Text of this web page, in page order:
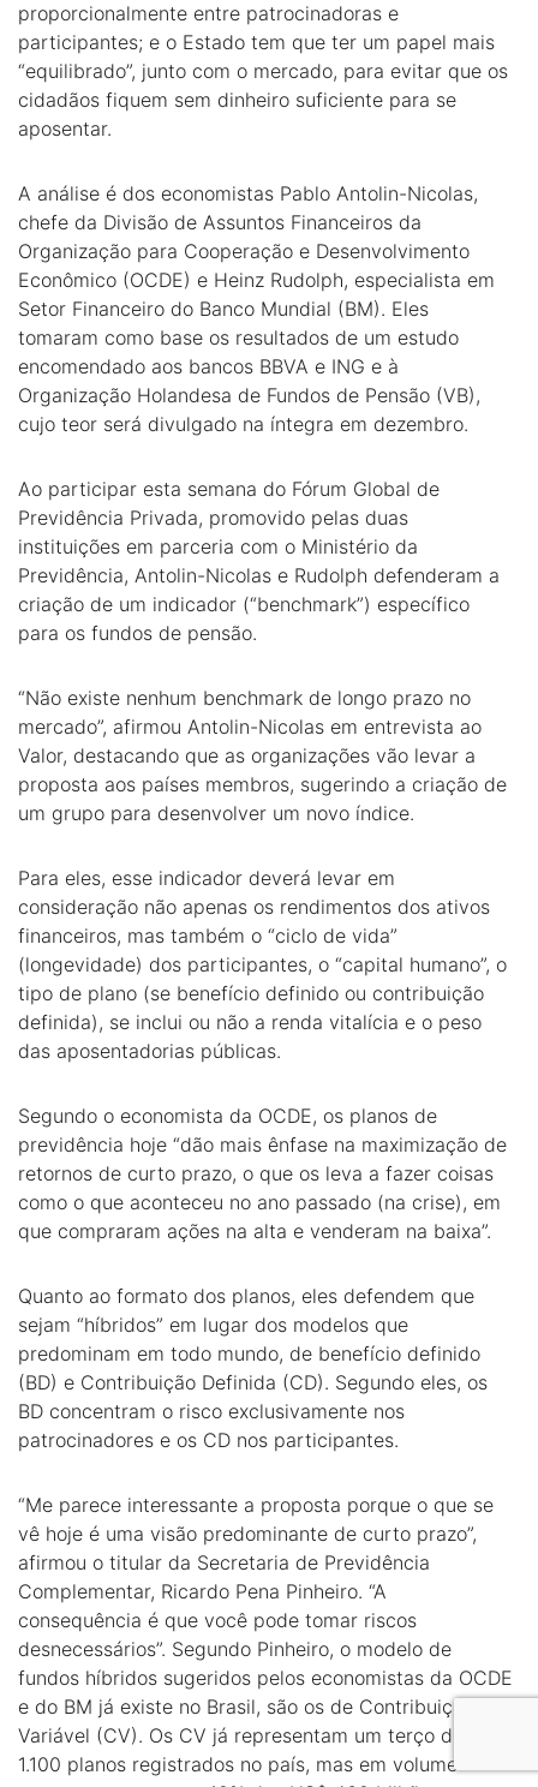
proporcionalmente entre patrocinadoras e
participantes; e o Estado tem que ter um papel mais
“equilibrado”, junto com o mercado, para evitar que os
cidadãos fiquem sem dinheiro suficiente para se
aposentar.
A análise é dos economistas Pablo Antolin-Nicolas,
chefe da Divisão de Assuntos Financeiros da
Organização para Cooperação e Desenvolvimento
Econômico (OCDE) e Heinz Rudolph, especialista em
Setor Financeiro do Banco Mundial (BM). Eles
tomaram como base os resultados de um estudo
encomendado aos bancos BBVA e ING e à
Organização Holandesa de Fundos de Pensão (VB),
cujo teor será divulgado na íntegra em dezembro.
Ao participar esta semana do Fórum Global de
Previdência Privada, promovido pelas duas
instituições em parceria com o Ministério da
Previdência, Antolin-Nicolas e Rudolph defenderam a
criação de um indicador (“benchmark”) específico
para os fundos de pensão.
“Não existe nenhum benchmark de longo prazo no
mercado”, afirmou Antolin-Nicolas em entrevista ao
Valor, destacando que as organizações vão levar a
proposta aos países membros, sugerindo a criação de
um grupo para desenvolver um novo índice.
Para eles, esse indicador deverá levar em
consideração não apenas os rendimentos dos ativos
financeiros, mas também o “ciclo de vida”
(longevidade) dos participantes, o “capital humano”, o
tipo de plano (se benefício definido ou contribuição
definida), se inclui ou não a renda vitalícia e o peso
das aposentadorias públicas.
Segundo o economista da OCDE, os planos de
previdência hoje “dão mais ênfase na maximização de
retornos de curto prazo, o que os leva a fazer coisas
como o que aconteceu no ano passado (na crise), em
que compraram ações na alta e venderam na baixa”.
Quanto ao formato dos planos, eles defendem que
sejam “híbridos” em lugar dos modelos que
predominam em todo mundo, de benefício definido
(BD) e Contribuição Definida (CD). Segundo eles, os
BD concentram o risco exclusivamente nos
patrocinadores e os CD nos participantes.
“Me parece interessante a proposta porque o que se
vê hoje é uma visão predominante de curto prazo”,
afirmou o titular da Secretaria de Previdência
Complementar, Ricardo Pena Pinheiro. “A
consequência é que você pode tomar riscos
desnecessários”. Segundo Pinheiro, o modelo de
fundos híbridos sugeridos pelos economistas da OCDE
e do BM já existe no Brasil, são os de Contribuição
Variável (CV). Os CV já representam um terço dos
1.100 planos registrados no país, mas em volume